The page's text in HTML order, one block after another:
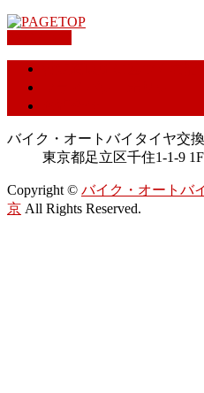
バイク・オートバイタイヤ交
東京都足立区千住1-1-9 1F
Copyright © バイク・オートバ
京 All Rights Reserved.